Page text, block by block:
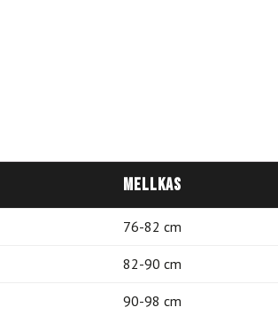
Mellkas
76-82 cm
82-90 cm
90-98 cm